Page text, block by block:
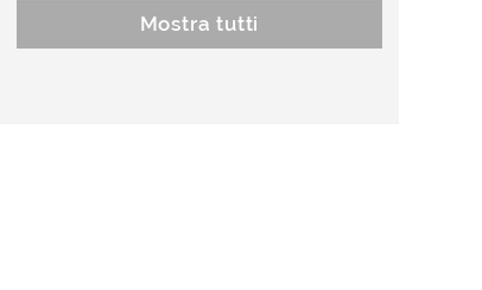
Mostra tutti